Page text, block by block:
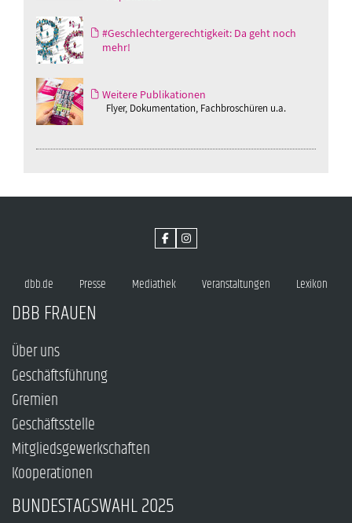
#Geschlechtergerechtigkeit: Da geht noch
mehr!
Weitere Publikationen
Flyer, Dokumentation, Fachbroschüren u.a.
dbb.de Presse Mediathek Veranstaltungen Lexikon
DBB FRAUEN
Über uns
Geschäftsführung
Gremien
Geschäftsstelle
Mitgliedsgewerkschaften
Kooperationen
BUNDESTAGSWAHL 2025